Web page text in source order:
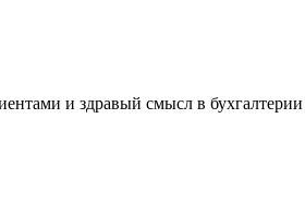
и здравый смысл в бухгалтерии